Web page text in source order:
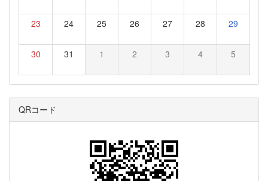
23 24 25 26 27 28 29
30 31 1 2 3 4 5
QRコード